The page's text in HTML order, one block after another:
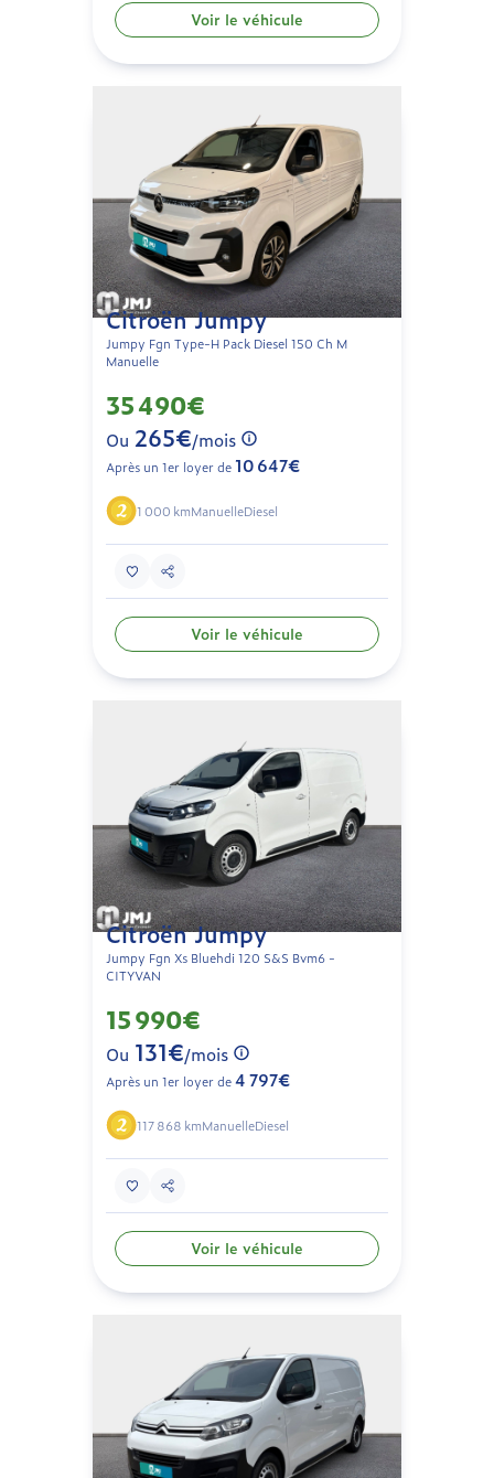
Voir le véhicule
Citroën Jumpy
Jumpy Fgn Type-H Pack Diesel 150 Ch M
Manuelle
35 490€
Ou 265€/mois
Après un 1er loyer de10 647€
1 000 kmManuelleDiesel
Voir le véhicule
Citroën Jumpy
Jumpy Fgn Xs Bluehdi 120 S&S Bvm6 -
CITYVAN
15 990€
Ou 131€/mois
Après un 1er loyer de4 797€
117 868 kmManuelleDiesel
Voir le véhicule